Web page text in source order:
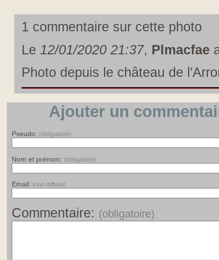
1 commentaire sur cette photo
Le 12/01/2020 21:37, Plmacfae
photo depuis le château de
Ajouter un
Pseudo: (obligatoire)
Nom et prénom: (obligatoire)
Email: (non diffusé)
Commentaire: (obligatoire)